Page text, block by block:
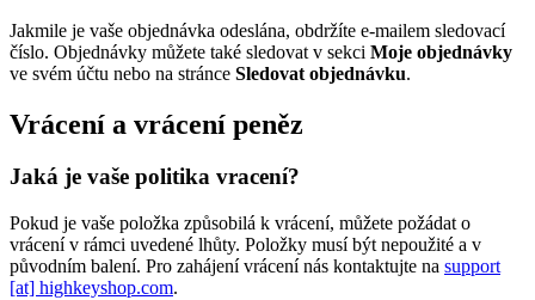
Jakmile je vaše objednávka odeslána, obdržíte e-mailem sledovací
číslo. Objednávky můžete také sledovat v sekci Moje objednávky
ve svém účtu nebo na stránce Sledovat objednávku.
Vrácení a vrácení peněz
Jaká je vaše politika vracení?
Pokud je vaše položka způsobilá k vrácení, můžete požádat o
vrácení v rámci uvedené lhůty. Položky musí být nepoužité a v
původním balení. Pro zahájení vrácení nás kontaktujte na support
[at] highkeyshop.com.